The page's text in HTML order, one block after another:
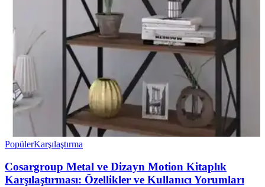
PopülerKarşılaştırma
Cosargroup Metal ve Dizayn Motion Kitaplık
Karşılaştırması: Özellikler ve Kullanıcı Yorumları